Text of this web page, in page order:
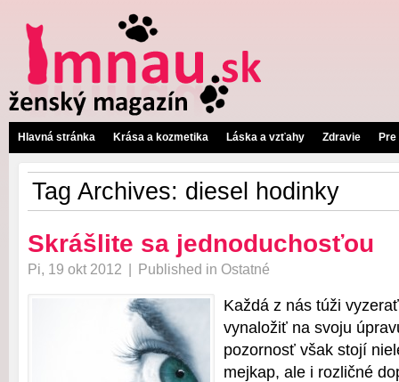
Hlavná stránka Krása a kozmetika Láska a vzťahy Zdravie
Tag Archives: diesel hodinky
Skrášlite sa jednoduchosťou
Pi, 19 okt 2012 | Published in Ostatné
Každá z nás túži
vynaložiť na svoju
pozornosť však stojí
mejkap, ale i rozličné